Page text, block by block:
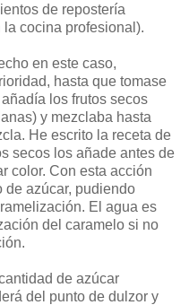
de repostería
cocina profesional).
en este caso,
hasta que tomase
los frutos secos
y mezclaba hasta
He escrito la receta de
secos los añade antes de
color. Con esta acción
azúcar, pudiendo
El agua es
del caramelo si no
de azúcar
del punto de dulzor y